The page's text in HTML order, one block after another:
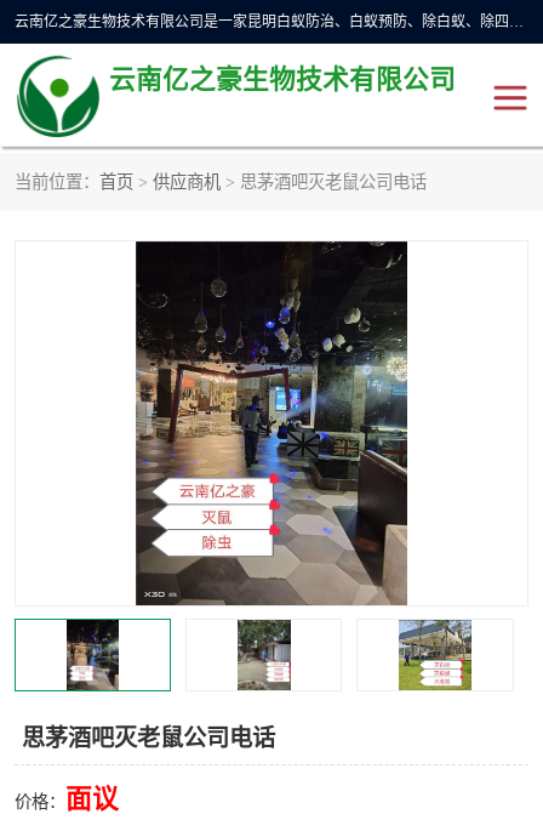
云南亿之豪生物技术有限公司是一家昆明白蚁防治、白蚁预防、除白蚁、除四害、灭蟑螂、消毒等业务的公司，公司致力于诚信经营、科技良好、讲究信誉、造福社会的理念，坚持走技术化、服务统一化,竭诚以优良的施工质量、主动的跟进服务、的管理经验，以诚信取于社会，立足于社会。
云南亿之豪生物技术有限公司
当前位置： 首页 > 供应商机 > 思茅酒吧灭老鼠公司电话
思茅酒吧灭老鼠公司电话
价格： 面议
昆明杀虫
昆明消杀公司
昆明消毒公司 昆明灭红火蚁公司
昆明驱蛇公司 昆明除虫除蚁